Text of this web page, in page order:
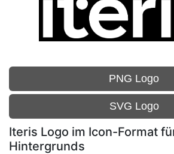
PNG Logo
SVG Logo
Iteris Logo im Icon-Format
Hintergrunds